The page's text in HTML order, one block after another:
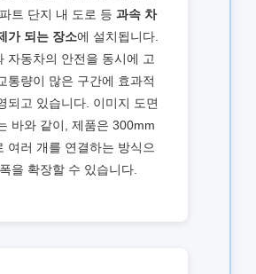
트 단지 내 도로 등 과속 차
가 되는 장소에 설치됩니다.
자동차의 안전을 동시에 고
통량이 많은 구간에 효과적
되고 있습니다. 이미지 도면
바와 같이, 제품은 300mm
여러 개를 연결하는 방식으
을 확장할 수 있습니다.